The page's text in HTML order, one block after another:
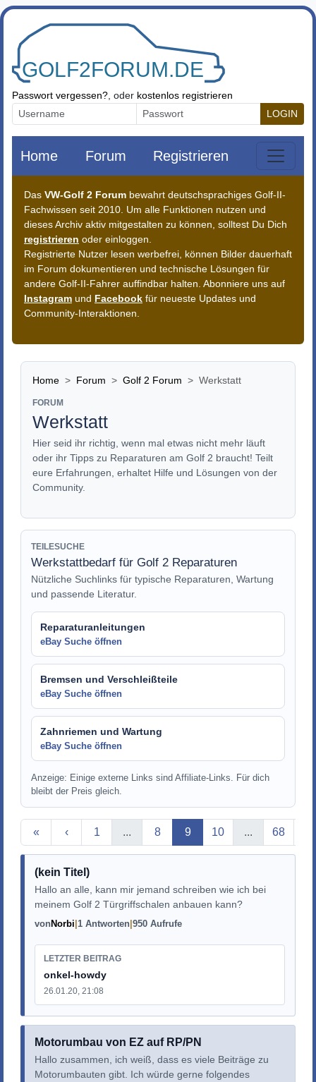
Zum Inhalt springen
Passwort vergessen? , oder kostenlos registrieren
LOGIN
Home Forum Registrieren
Das VW-Golf 2 Forum bewahrt deutschsprachiges Golf-II-
Fachwissen seit 2010. Um alle Funktionen nutzen und
dieses Archiv aktiv mitgestalten zu können, solltest Du Dich
registrieren oder einloggen.
Registrierte Nutzer lesen werbefrei, können Bilder dauerhaft
im Forum dokumentieren und technische Lösungen für
andere Golf-II-Fahrer auffindbar halten. Abonniere uns auf
Instagram und Facebook für neueste Updates und
Community-Interaktionen.
Home Forum Golf 2 Forum Werkstatt
FORUM
Werkstatt
Hier seid ihr richtig, wenn mal etwas nicht mehr läuft
oder ihr Tipps zu Reparaturen am Golf 2 braucht! Teilt
eure Erfahrungen, erhaltet Hilfe und Lösungen von der
Community.
TEILESUCHE
Werkstattbedarf für Golf 2 Reparaturen
Nützliche Suchlinks für typische Reparaturen, Wartung
und passende Literatur.
Reparaturanleitungen
eBay Suche öffnen
Bremsen und Verschleißteile
eBay Suche öffnen
Zahnriemen und Wartung
eBay Suche öffnen
Anzeige: Einige externe Links sind Affiliate-Links. Für dich
bleibt der Preis gleich.
« ‹ 1 ... 8 Aktuelle Seite
9 10 ... 68
(kein Titel)
Hallo an alle, kann mir jemand schreiben wie ich bei
meinem Golf 2 Türgriffschalen anbauen kann?
vonNorbi 1 Antworten 950 Aufrufe
LETZTER BEITRAG
onkel-howdy
26.01.20, 21:08
Motorumbau von EZ auf RP/PN
Hallo zusammen, ich weiß, dass es viele Beiträge zu
Motorumbauten gibt. Ich würde gerne folgendes